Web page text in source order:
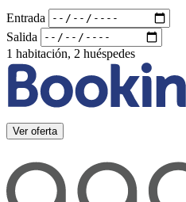
Entrada
Salida
1 habitación, 2 huéspedes
Ver oferta